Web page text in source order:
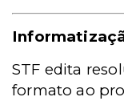
STF edita
formato ao